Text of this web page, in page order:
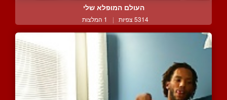
העולם המופלא שלי
5314 צפיות | 1 המלצות